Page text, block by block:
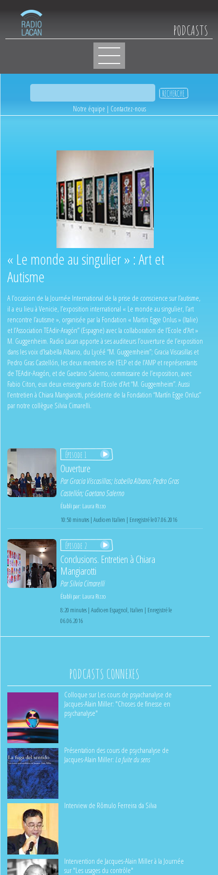
PODCASTS
Notre équipe | Contactez-nous
« Le monde au singulier » : Art et
Autisme
A l’occasion de la Journée International de la prise de conscience sur l’autisme,
il a eu lieu à Venicie, l’exposition international « Le monde au singulier, l’art
rencontre l’autisme », organisée par la Fondation « Martin Egge Onlus » (Italie)
et l’Association TEAdir-Aragón” (Espagne) avec la collaboration de l’Ecole d’Art »
M. Guggenheim. Radio Lacan apporte à ses auditeurs l’ouverture de l’exposition
dans les voix d’Isabella Albano, du Lycéé “M. Guggemheim”; Gracia Viscasillas et
Pedro Gras Castellón, les deux membres de l’ELP et de l’AMP et représentants
de TEAdir-Aragón, et de Gaetano Salerno, commissaire de l’exposition, avec
Fabio Citon, eux deux enseignants de l’Ecole d’Art “M. Guggemheim”. Aussi
l’entretien à Chiara Mangiarotti, présidente de la Fondation “Martín Egge Onlus”
par notre collègue Silvia Cimarelli.
Épisode 1
Ouverture
ParGracia Viscasillas;Isabella Albano;Pedro Gras
Castellón;Gaetano Salerno
Établi par: Laura Rizzo
10:50 minutes | Audio en Italien | Enregistré le 07.06.2016
Épisode 2
Conclusions. Entretien à Chiara
Mangiarotti
ParSilvia Cimarelli
Établi par: Laura Rizzo
8:20 minutes | Audio en Espagnol, Italien | Enregistré le
06.06.2016
PODCASTS CONNEXES
Colloque sur Les cours de psyachanalyse de
Jacques-Alain Miller: "Choses de finesse en
psychanalyse"
Présentation des cours de psychanalyse de
Jacques-Alain Miller:La fuite du sens
Interview de Rômulo Ferreira da Silva
Intervention de Jacques-Alain Miller à la Journée
sur "Les usages du contrôle"